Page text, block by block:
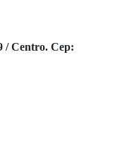
/ Centro. Cep: